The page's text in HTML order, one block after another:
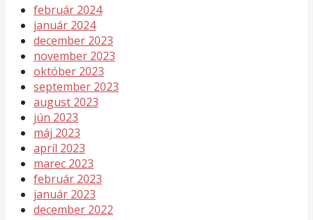
február 2024
január 2024
december 2023
november 2023
október 2023
september 2023
august 2023
jún 2023
máj 2023
apríl 2023
marec 2023
február 2023
január 2023
december 2022